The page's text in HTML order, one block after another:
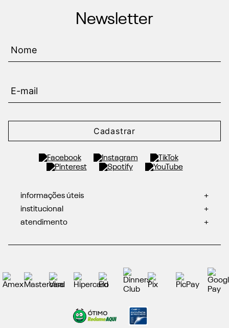
Newsletter
Cadastrar
informações úteis
+
institucional
+
atendimento
+